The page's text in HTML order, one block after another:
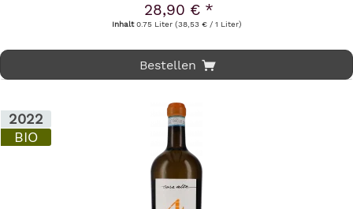
28,90 € *
Inhalt0.75 Liter (38,53 € / 1 Liter)
Bestellen
2022
BIO